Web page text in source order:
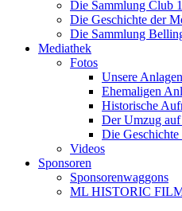
Die Sammlung Club
Die Geschichte der
Die Sammlung
Mediathek
Fotos
Unsere Anlagen
Ehemaligen
Historische
Der Umzug
Die
Videos
Sponsoren
Sponsorenwaggons
ML HISTORIC